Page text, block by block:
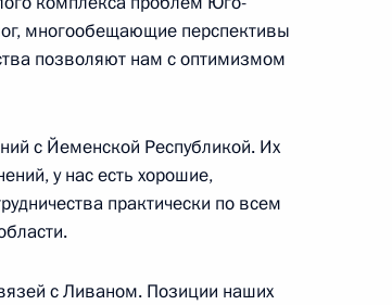
пятачок»
многообещающие перспективы
позволяют нам с оптимизмом
с Йеменской Республикой. Их
у нас есть хорошие,
практически по всем
с Ливаном. Позиции наших